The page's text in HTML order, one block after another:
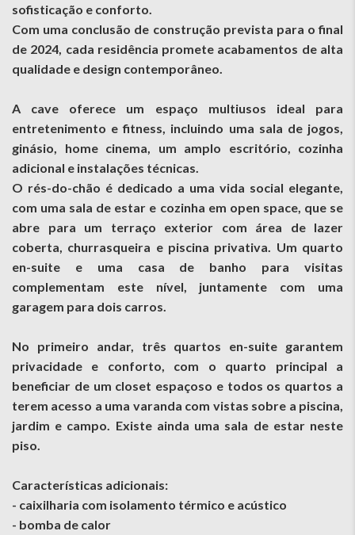
sofisticação e conforto.
Com uma conclusão de construção prevista para o final
de 2024, cada residência promete acabamentos de alta
qualidade e design contemporâneo.
A cave oferece um espaço multiusos ideal para
entretenimento e fitness, incluindo uma sala de jogos,
ginásio, home cinema, um amplo escritório, cozinha
adicional e instalações técnicas.
O rés-do-chão é dedicado a uma vida social elegante,
com uma sala de estar e cozinha em open space, que se
abre para um terraço exterior com área de lazer
coberta, churrasqueira e piscina privativa. Um quarto
en-suite e uma casa de banho para visitas
complementam este nível, juntamente com uma
garagem para dois carros.
No primeiro andar, três quartos en-suite garantem
privacidade e conforto, com o quarto principal a
beneficiar de um closet espaçoso e todos os quartos a
terem acesso a uma varanda com vistas sobre a piscina,
jardim e campo. Existe ainda uma sala de estar neste
piso.
Características adicionais:
- caixilharia com isolamento térmico e acústico
- bomba de calor